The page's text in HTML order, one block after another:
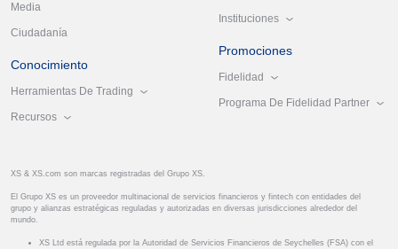
Media
Ciudadanía
Conocimiento
Herramientas De Trading
Recursos
Instituciones
Promociones
Fidelidad
Programa De Fidelidad Partner
XS & XS.com son marcas registradas del Grupo XS.
El Grupo XS es un proveedor multinacional de servicios financieros y fintech con entidades del
grupo y alianzas estratégicas reguladas y autorizadas en diversas jurisdicciones alrededor del
mundo.
XS Ltd está regulada por la Autoridad de Servicios Financieros de Seychelles (FSA) con el